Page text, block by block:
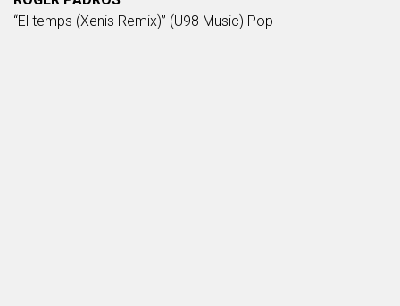
“El temps (Xenis Remix)” (U98 Music) Pop